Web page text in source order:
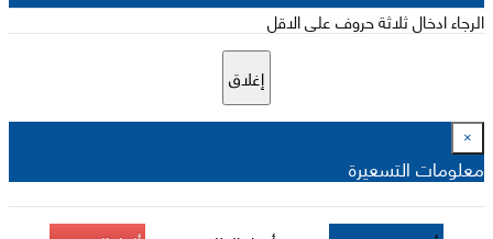
الرجاء ادخال ثلاثة حروف على الاقل
إغلاق
×
معلومات التسعيرة